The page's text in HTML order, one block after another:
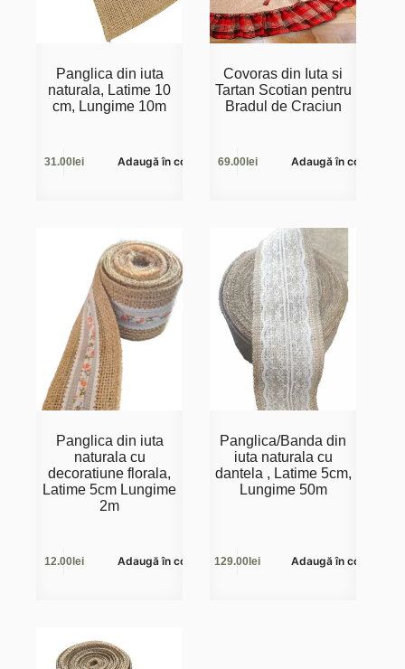
Panglica din iuta
naturala, Latime 10
cm, Lungime 10m
31.00lei Adaugă în coș
Covoras din Iuta si
Tartan Scotian pentru
Bradul de Craciun
69.00lei Adaugă în coș
Panglica din iuta
naturala cu
decoratiune florala,
Latime 5cm Lungime
2m
12.00lei Adaugă în coș
Panglica/Banda din
iuta naturala cu
dantela , Latime 5cm,
Lungime 50m
129.00 lei Adaugă în coș